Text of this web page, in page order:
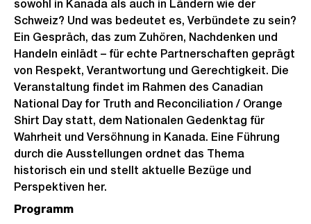
sowohl in Kanada als auch in Ländern wie der
Schweiz? Und was bedeutet es, Verbündete zu sein?
Ein Gespräch, das zum Zuhören, Nachdenken und
Handeln einlädt – für echte Partnerschaften geprägt
von Respekt, Verantwortung und Gerechtigkeit. Die
Veranstaltung findet im Rahmen des Canadian
National Day for Truth and Reconciliation / Orange
Shirt Day statt, dem Nationalen Gedenktag für
Wahrheit und Versöhnung in Kanada. Eine Führung
durch die Ausstellungen ordnet das Thema
historisch ein und stellt aktuelle Bezüge und
Perspektiven her.
Programm